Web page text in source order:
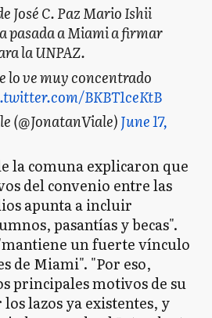
José C. Paz Mario Ishii
pasada a Miami a firmar
la UNPAZ.
lo ve muy concentrado
BKBT1ceKtB
(@JonatanViale)June 17,
la comuna explicaron que
del convenio entre las
apunta a incluir
pasantías y becas".
un fuerte vínculo
de Miami". "Por eso,
principales motivos de su
lazos ya existentes, y